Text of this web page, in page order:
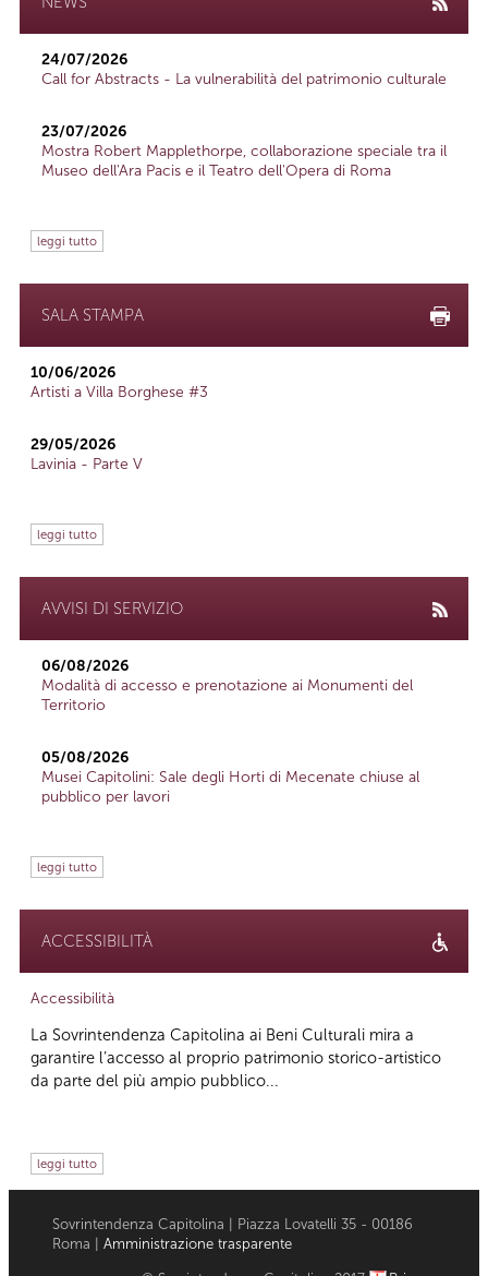
24/07/2026
Call for Abstracts - La vulnerabilità del patrimonio culturale
23/07/2026
Mostra Robert Mapplethorpe, collaborazione speciale tra il
Museo dell'Ara Pacis e il Teatro dell'Opera di Roma
leggi tutto
SALA STAMPA
10/06/2026
Artisti a Villa Borghese #3
29/05/2026
Lavinia - Parte V
leggi tutto
AVVISI DI SERVIZIO
06/08/2026
Modalità di accesso e prenotazione ai Monumenti del
Territorio
05/08/2026
Musei Capitolini: Sale degli Horti di Mecenate chiuse al
pubblico per lavori
leggi tutto
ACCESSIBILITÀ
Accessibilità
La Sovrintendenza Capitolina ai Beni Culturali mira a
garantire l’accesso al proprio patrimonio storico-artistico
da parte del più ampio pubblico...
leggi tutto
Sovrintendenza Capitolina | Piazza Lovatelli 35 - 00186
Roma | Amministrazione trasparente